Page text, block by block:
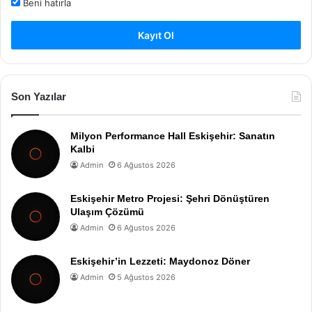
Beni hatırla
Kayıt Ol
Son Yazılar
Milyon Performance Hall Eskişehir: Sanatın
Kalbi
Admin 6 Ağustos 2026
Eskişehir Metro Projesi: Şehri Dönüştüren
Ulaşım Çözümü
Admin 6 Ağustos 2026
Eskişehir’in Lezzeti: Maydonoz Döner
Admin 5 Ağustos 2026